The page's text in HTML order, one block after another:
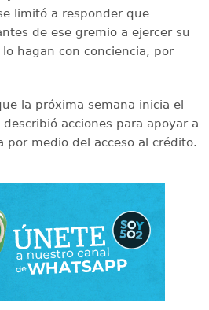
limitó a responder que
de ese gremio a ejercer su
hagan con conciencia, por
la próxima semana inicia el
acciones para apoyar a
por medio del acceso al crédito.